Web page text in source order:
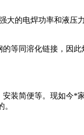
大的电焊功率和液压
等同溶化链接，因
装简便等。现如今*